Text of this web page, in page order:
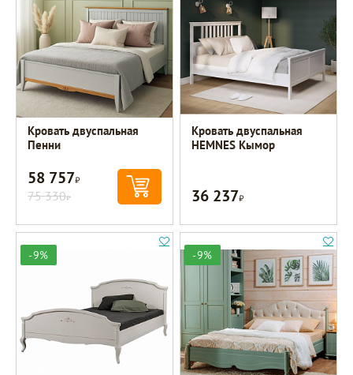
Кровать двуспальная
Пенни
58 757Р
75 330Р
Кровать двуспальная
HEMNES Кымор
36 237Р
-9% -9%